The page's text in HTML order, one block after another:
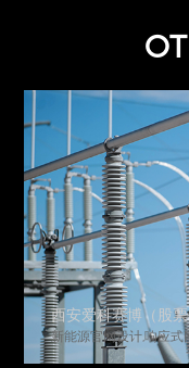
西安爱科赛博（股票
新能源官网设计,响应式